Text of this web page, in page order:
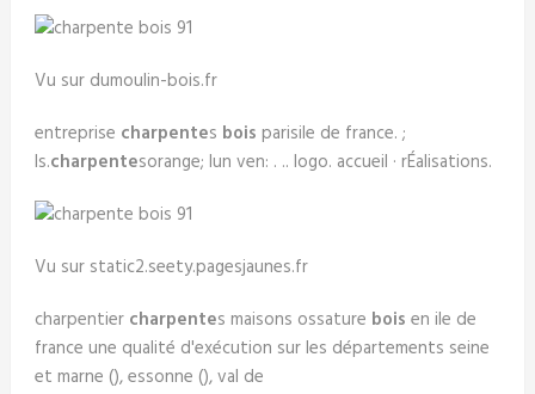
Vu sur dumoulin-bois.fr
entreprise charpentes bois parisile de france. ;
ls.charpentesorange; lun ven: . .. logo. accueil · rÉalisations.
Vu sur static2.seety.pagesjaunes.fr
charpentier charpentes maisons ossature bois en ile de
france une qualité d'exécution sur les départements seine
et marne (), essonne (), val de